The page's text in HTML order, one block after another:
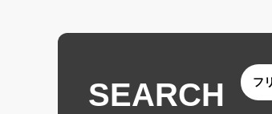
SEARCH